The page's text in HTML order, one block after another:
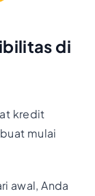
di
kredit
mulai
awal, Anda